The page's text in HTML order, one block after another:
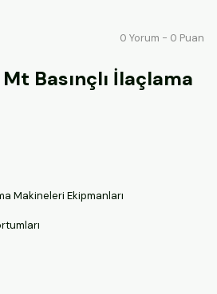
0 Yorum - 0 Puan
Basınçlı İlaçlama
Makineleri Ekipmanları